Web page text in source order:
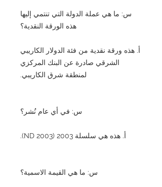
س: ما هي عملة الدولة التي تنتمي إليها
هذه الورقة النقدية؟
أ. هذه ورقة نقدية من فئة الدولار الكاريبي
الشرقي صادرة عن البنك المركزي
لمنطقة شرق الكاريبي.
س: في أي عام نُشر؟
أ. هذه هي سلسلة 2003 (ND 2003).
س: ما هي القيمة الاسمية؟